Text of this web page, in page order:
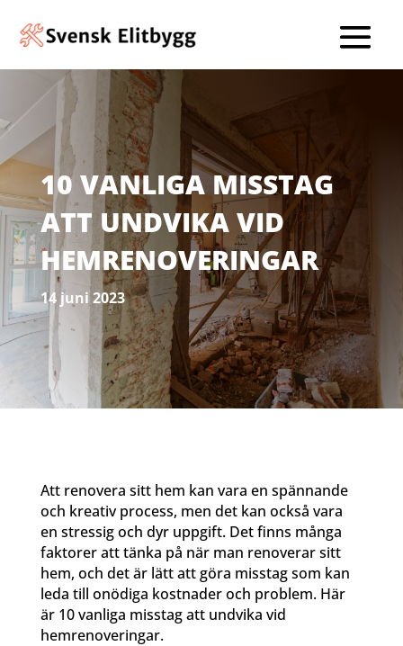
10 VANLIGA MISSTAG
ATT UNDVIKA VID
HEMRENOVERINGAR
14 juni 2023
Att renovera sitt hem kan vara en spännande
och kreativ process, men det kan också vara
en stressig och dyr uppgift. Det finns många
faktorer att tänka på när man renoverar sitt
hem, och det är lätt att göra misstag som kan
leda till onödiga kostnader och problem. Här
är 10 vanliga misstag att undvika vid
hemrenoveringar.